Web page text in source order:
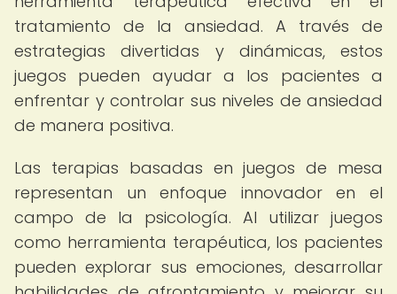
tratamiento de la ansiedad. A través de
estrategias divertidas y dinámicas, estos
juegos pueden ayudar a los pacientes a
enfrentar y controlar sus niveles de ansiedad
de manera positiva.
Las terapias basadas en juegos de mesa
representan un enfoque innovador en el
campo de la psicología. Al utilizar juegos
como herramienta terapéutica, los pacientes
pueden explorar sus emociones, desarrollar